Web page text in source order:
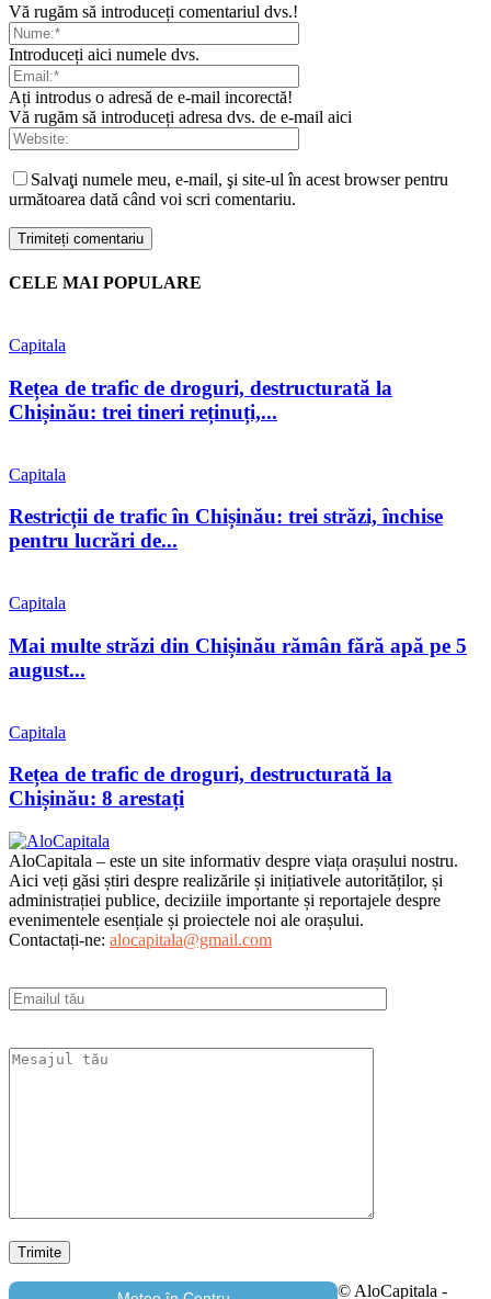
Vă rugăm să introduceți comentariul dvs.!
Introduceți aici numele dvs.
Ați introdus o adresă de e-mail incorectă!
Vă rugăm să introduceți adresa dvs. de e-mail aici
Salvaţi numele meu, e-mail, şi site-ul în acest browser pentru
următoarea dată când voi scri comentariu.
CELE MAI POPULARE
Capitala
Rețea de trafic de droguri, destructurată la
Chișinău: trei tineri reținuți,...
Capitala
Restricții de trafic în Chișinău: trei străzi, închise
pentru lucrări de...
Capitala
Mai multe străzi din Chișinău rămân fără apă pe 5
august...
Capitala
Rețea de trafic de droguri, destructurată la
Chișinău: 8 arestați
AloCapitala – este un site informativ despre viața orașului nostru.
Aici veți găsi știri despre realizările și inițiativele autorităților, și
administrației publice, deciziile importante și reportajele despre
evenimentele esențiale și proiectele noi ale orașului.
Contactați-ne: alocapitala@gmail.com
© AloCapitala -